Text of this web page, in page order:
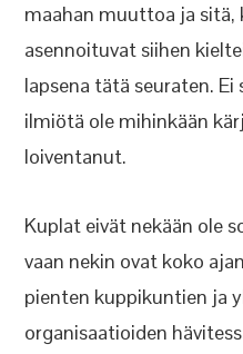
maahan muuttoa ja sitä,
asennoituvat siihen
lapsena tätä seuraten.
ilmiötä ole mihinkään
loiventanut.
Kuplat eivät nekään ole
vaan nekin ovat koko
pienten kuppikuntien ja
organisaatioiden